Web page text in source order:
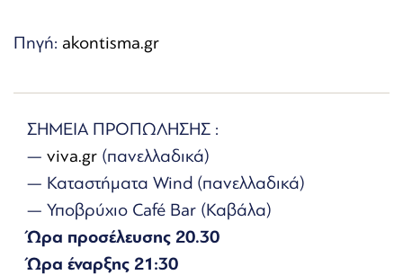
Πηγή: akontisma.gr
ΣΗΜΕΙΑ ΠΡΟΠΩΛΗΣΗΣ :
— viva.gr (πανελλαδικά)
— Καταστήματα Wind (πανελλαδικά)
— Υποβρύχιο Café Bar (Καβάλα)
Ώρα προσέλευσης 20.30
Ώρα έναρξης 21:30